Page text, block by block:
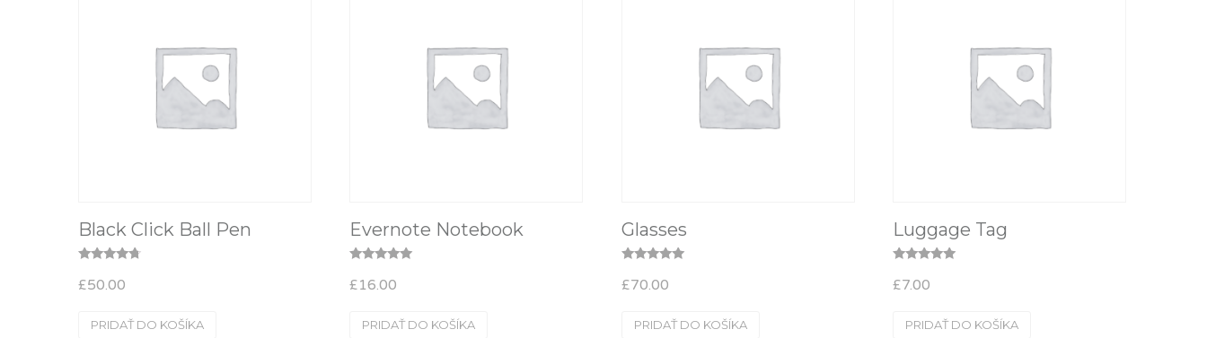
Black Click Ball Pen
4.50
£50.00
PRIDAŤ DO KOŠÍKA
Evernote Notebook
5.00
£16.00
PRIDAŤ DO KOŠÍKA
Glasses
5.00
£70.00
PRIDAŤ DO KOŠÍKA
Luggage Tag
5.00
£7.00
PRIDAŤ DO KOŠÍKA